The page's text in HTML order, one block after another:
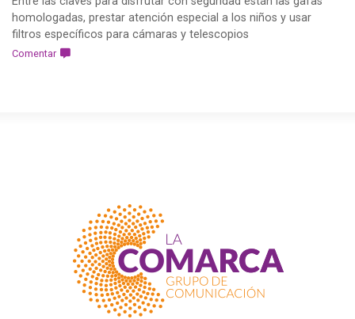
homologadas, prestar atención especial a los niños y usar
filtros específicos para cámaras y telescopios
Comentar